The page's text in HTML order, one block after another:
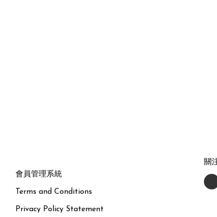
會員管理系統
Terms and Conditions
Privacy Policy Statement
關